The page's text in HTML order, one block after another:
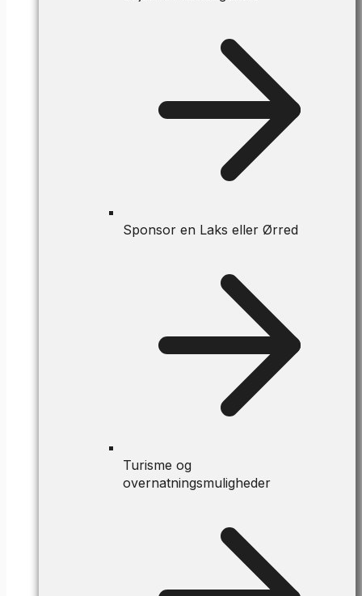
Sponsor en Laks eller Ørred
Turisme og
overnatningsmuligheder